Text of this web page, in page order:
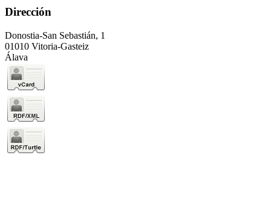
Dirección
Donostia-San Sebastián, 1
01010 Vitoria-Gasteiz
Álava